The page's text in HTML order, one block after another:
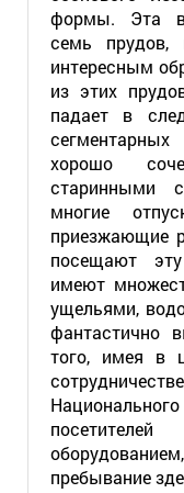
формы. Эта
семь прудов,
интересным
из этих
падает в
хорошо
старинными
многие
приезжающие
посещают
имеют
ущельями,
фантастично
того, имея в
пребывание